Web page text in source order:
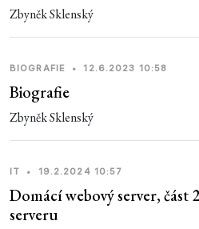
Zbyněk Sklenský
BIOGRAFIE • 12.6.2023 10:58
Biografie
Zbyněk Sklenský
IT • 19.2.2024 10:57
Domácí webový server, část
serveru